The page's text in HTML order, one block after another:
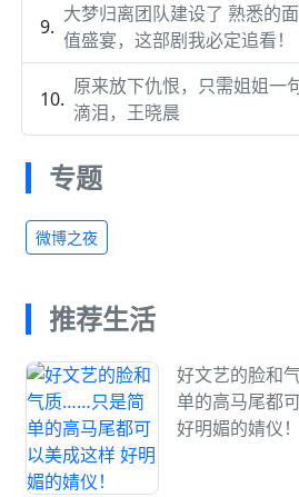
大梦归离团队建设了 熟悉的
值盛宴，这部剧我必定追看！
原来放下仇恨，只需姐姐一
滴泪，王晓晨
专题
微博之夜
推荐生活
好文艺的脸和
单的高马尾都
好明媚的婧仪！